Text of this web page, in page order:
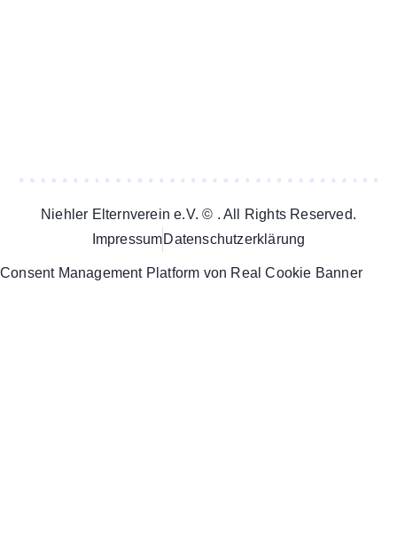
Niehler Elternverein e.V. © . All Rights Reserved.
ImpressumDatenschutzerklärung
Consent Management Platform von Real Cookie Banner